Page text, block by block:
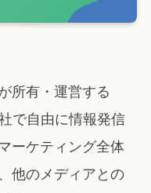
所有・運営する
で自由に情報発信
ーケティング全体
他のメディアとの